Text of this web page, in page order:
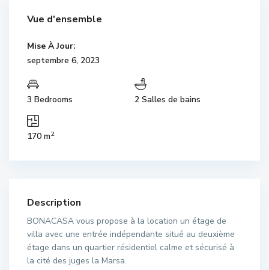
Vue d'ensemble
Mise À Jour:
septembre 6, 2023
3 Bedrooms 2 Salles de bains
170 m2
Description
BONACASA vous propose à la location un étage de
villa avec une entrée indépendante situé au deuxième
étage dans un quartier résidentiel calme et sécurisé à
la cité des juges la Marsa.